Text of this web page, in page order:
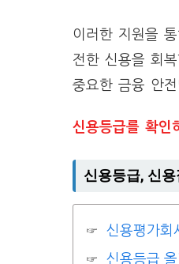
이러한 지원을
전한 신용을 회
중요한 금융 안
신용등급를 확인
신용등급, 신
신용평가회
신용등급